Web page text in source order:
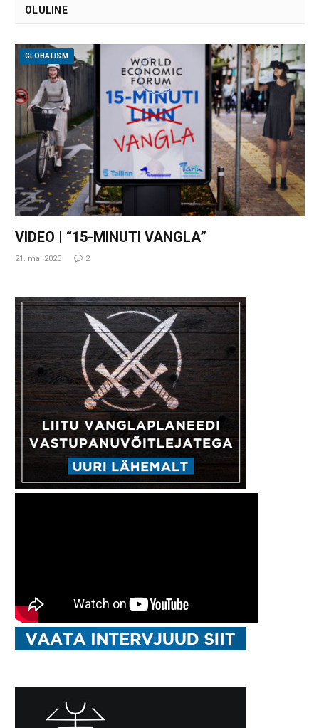
OLULINE
GLOBALISM
VIDEO | “15-MINUTI VANGLA”
21. mai 2023 2